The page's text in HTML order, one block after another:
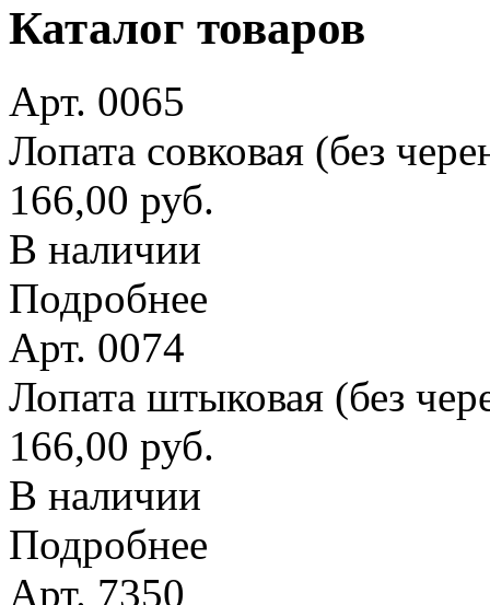
Каталог товаров
Арт. 0065
Лопата совковая (без
166,00 руб.
В наличии
Подробнее
Арт. 0074
Лопата штыковая (без
166,00 руб.
В наличии
Подробнее
Арт. 7350